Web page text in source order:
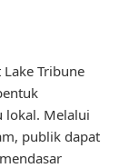
Tribune
lokal. Melalui
publik dapat